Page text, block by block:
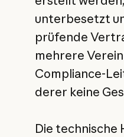
unterbesetzt
prüfende
mehrere
Compliance-
derer keine
Die technische